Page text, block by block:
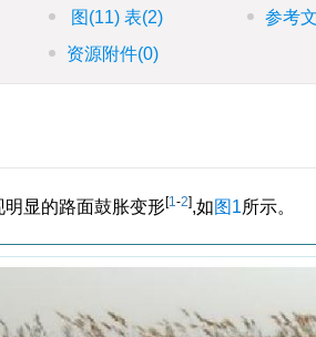
图 (11) 表(2) 参考
资源附件(0)
显的路面鼓胀变形[1-2],如图1所示。